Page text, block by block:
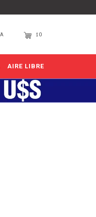
AIRE LIBRE
$ 0